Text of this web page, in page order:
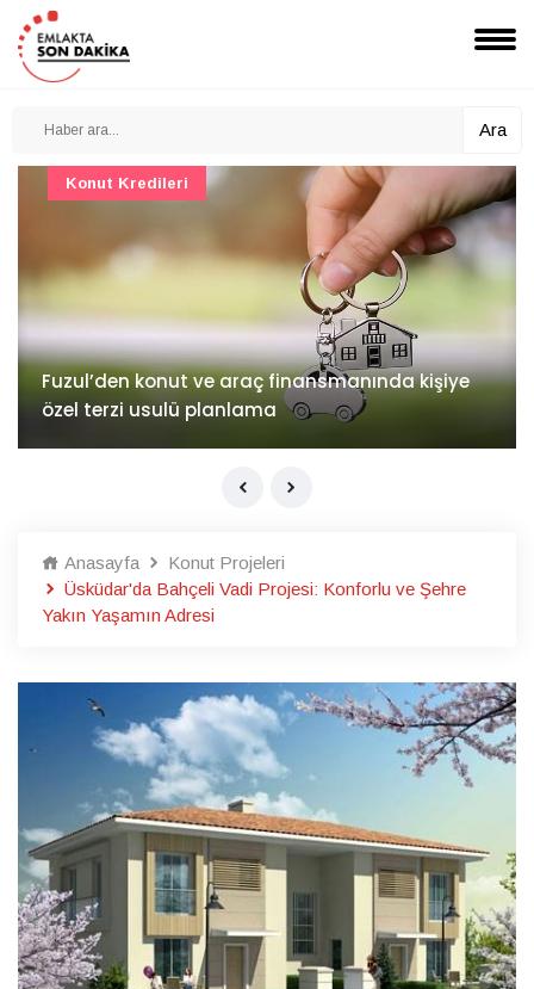
Ara
İv Kandilli'de yaşam yakında başlıyor
Konut Projeleri
Anasayfa
Konut Projeleri
Üsküdar'da Bahçeli Vadi Projesi: Konforlu ve Şehre
Yakın Yaşamın Adresi